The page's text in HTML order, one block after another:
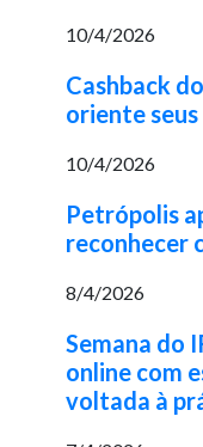
10/4/2026
Cashback
oriente
10/4/2026
Petrópolis
reconhecer
8/4/2026
Semana do
online com
voltada à